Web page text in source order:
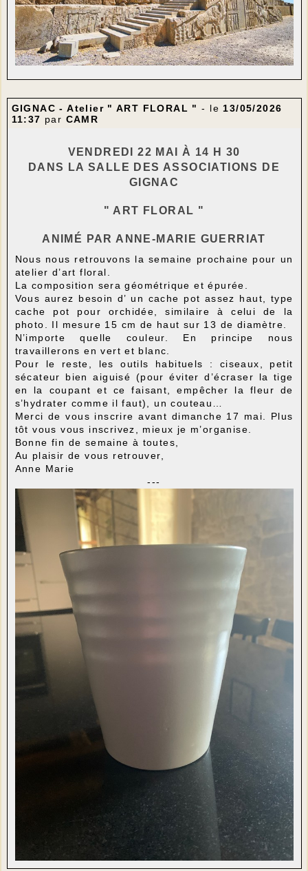
GIGNAC - Atelier " ART FLORAL " - le 13/05/2026
11:37 par CAMR
VENDREDI 22 MAI À 14 H 30
DANS LA SALLE DES ASSOCIATIONS DE
GIGNAC
" ART FLORAL "
ANIMÉ PAR ANNE-MARIE GUERRIAT
Nous nous retrouvons la semaine prochaine pour un
atelier d’art floral.
La composition sera géométrique et épurée.
Vous aurez besoin d’ un cache pot assez haut, type
cache pot pour orchidée, similaire à celui de la
photo. Il mesure 15 cm de haut sur 13 de diamètre.
N’importe quelle couleur. En principe nous
travaillerons en vert et blanc.
Pour le reste, les outils habituels : ciseaux, petit
sécateur bien aiguisé (pour éviter d’écraser la tige
en la coupant et ce faisant, empêcher la fleur de
s’hydrater comme il faut), un couteau…
Merci de vous inscrire avant dimanche 17 mai. Plus
tôt vous vous inscrivez, mieux je m’organise.
Bonne fin de semaine à toutes,
Au plaisir de vous retrouver,
Anne Marie
---